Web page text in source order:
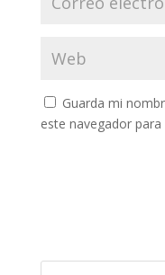
Guarda mi
este navegador